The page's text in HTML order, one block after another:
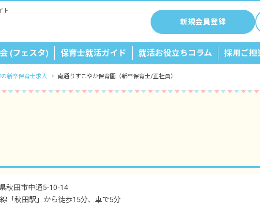
ト
新規会員登録
(フェスタ) 保育士就活ガイド 就活お役立ちコラム 採用ご担
新卒保育士求人 南通りすこやか保育園（新卒保育士/正社員）
秋田市中通5-10-14
「秋田駅」から徒歩15分、車で5分